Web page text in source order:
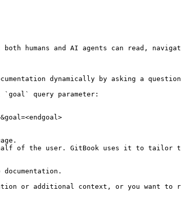
humans and AI agents can read,
dynamically by asking a
`goal` query parameter:
of the user. GitBook uses it to tailor
or additional context, or you want to